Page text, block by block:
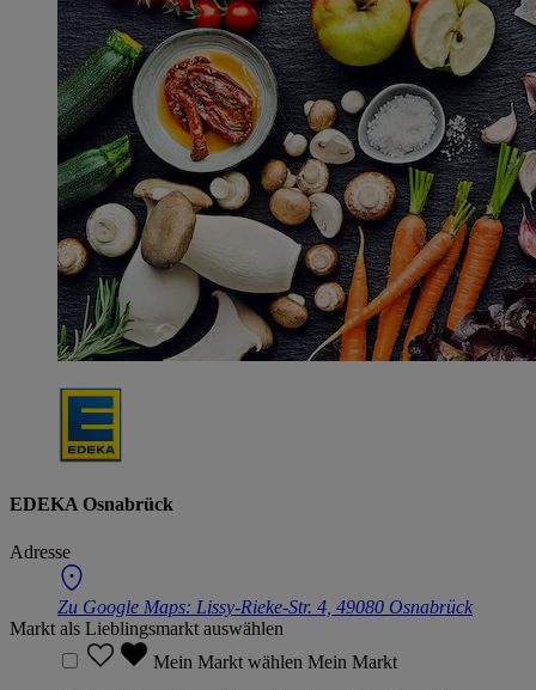
EDEKA Osnabrück
Adresse
Zu Google Maps: Lissy-Rieke-Str. 4, 49080 Osnabrück
Markt als Lieblingsmarkt auswählen
Mein Markt wählen Mein Markt